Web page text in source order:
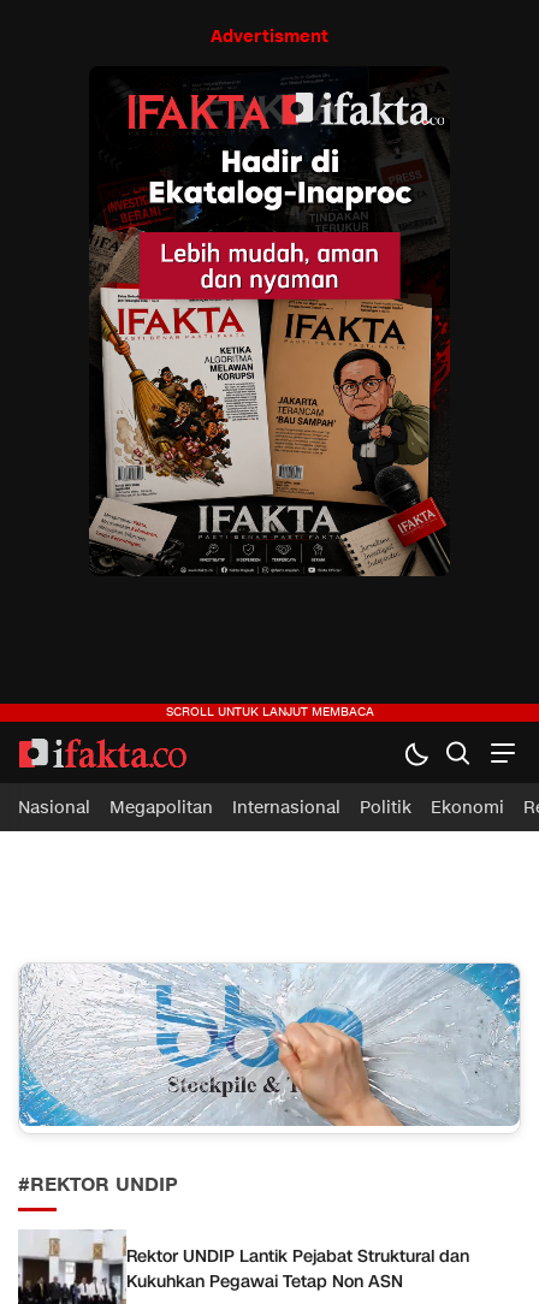
Advertisment
ifakta.co
#pastibenar
Nasional Megapolitan Internasional Politik Ekonomi
#REKTOR UNDIP
Rektor UNDIP Lantik Pejabat Struktural dan
Kukuhkan Pegawai Tetap Non ASN